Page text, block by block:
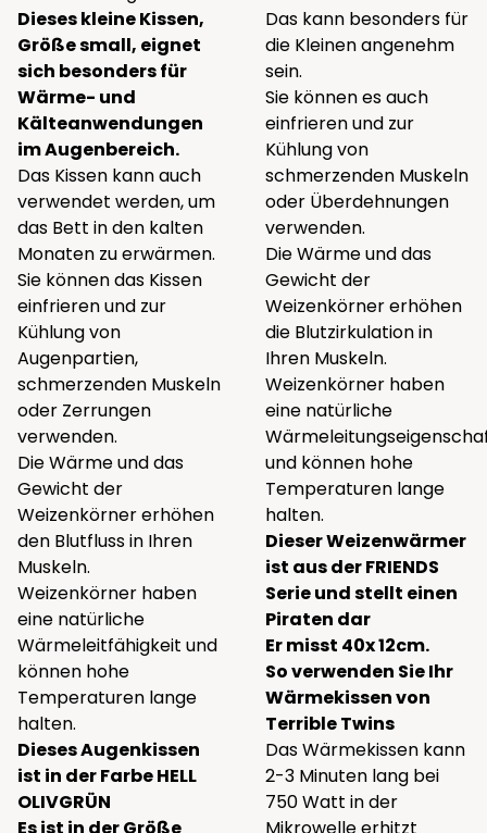
Dieses kleine Kissen,
Größe small, eignet
sich besonders für
Wärme- und
Kälteanwendungen
im Augenbereich.
Das Kissen kann auch
verwendet werden, um
das Bett in den kalten
Monaten zu erwärmen.
Sie können das Kissen
einfrieren und zur
Kühlung von
Augenpartien,
schmerzenden Muskeln
oder Zerrungen
verwenden.
Die Wärme und das
Gewicht der
Weizenkörner erhöhen
den Blutfluss in Ihren
Muskeln.
Weizenkörner haben
eine natürliche
Wärmeleitfähigkeit und
können hohe
Temperaturen lange
halten.
Dieses Augenkissen
ist in der Farbe HELL
OLIVGRÜN
Das kann besonders für
die Kleinen angenehm
sein.
Sie können es auch
einfrieren und zur
Kühlung von
schmerzenden Muskeln
oder Überdehnungen
verwenden.
Die Wärme und das
Gewicht der
Weizenkörner erhöhen
die Blutzirkulation in
Ihren Muskeln.
Weizenkörner haben
eine natürliche
und können hohe
Temperaturen lange
halten.
Dieser Weizenwärmer
ist aus der FRIENDS
Serie und stellt einen
Piraten dar
Er misst 40x 12cm.
So verwenden Sie Ihr
Wärmekissen von
Terrible Twins
Das Wärmekissen kann
2-3 Minuten lang bei
750 Watt in der